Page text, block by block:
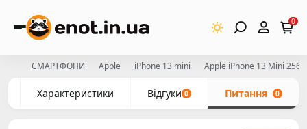
0
СМАРТФОНИ Apple iPhone 13 mini Apple iPhone 13 Mini
Характеристики Відгуки 0 Питання 0